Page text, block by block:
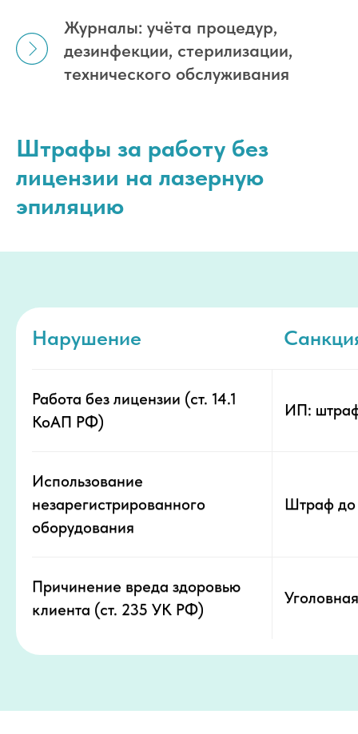
Журналы: учёта процедур,
дезинфекции, стерилизации,
технического обслуживания
Штрафы за работу без
лицензии на лазерную
эпиляцию
Нарушение
Работа без лицензии (ст. 14.1
КоАП РФ)
ИП:
Использование
незарегистрированного
оборудования
Штраф до
Причинение вреда здоровью
клиента (ст. 235 УК РФ)